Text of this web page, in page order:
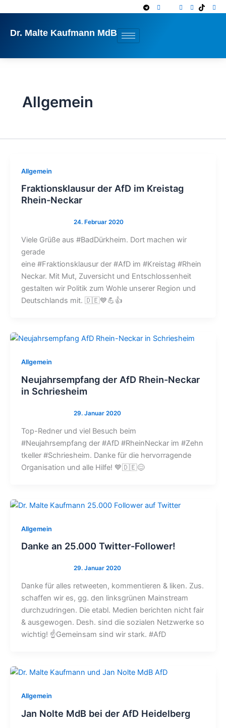
springen
Dr. Malte Kaufmann MdB
Allgemein
Allgemein
Fraktionsklausur der AfD im Kreistag
Rhein-Neckar
Viele Grüße aus #BadDürkheim. Dort machen wir
gerade
eine #Fraktionsklausur der #AfD im #Kreistag #Rhein
Neckar. Mit Mut, Zuversicht und Entschlossenheit
gestalten wir Politik zum Wohle unserer Region und
Deutschlands mit. 🇩🇪💙💪👍
Allgemein
Neujahrsempfang der AfD Rhein-Neckar
in Schriesheim
Top-Redner und viel Besuch beim
#Neujahrsempfang der #AfD #RheinNeckar im #Zehn
tkeller #Schriesheim. Danke für die hervorragende
Organisation und alle Hilfe! 💙🇩🇪😊
Allgemein
Danke an 25.000 Twitter-Follower!
Danke für alles retweeten, kommentieren & liken. Zus.
schaffen wir es, gg. den linksgrünen Mainstream
durchzudringen. Die etabl. Medien berichten nicht fair
& ausgewogen. Desh. sind die sozialen Netzwerke so
wichtig! ☝️Gemeinsam sind wir stark. #AfD
Allgemein
Jan Nolte MdB bei der AfD Heidelberg